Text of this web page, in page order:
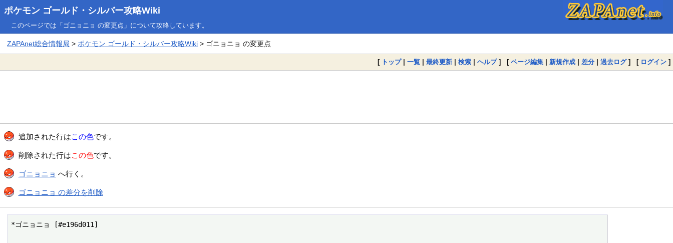
ポケモン ゴールド・シルバー攻略Wiki
このページでは「ゴニョニョ の変更点」について攻略しています。
ZAPAnet総合情報局 >ポケモン ゴールド・シルバー攻略Wiki > ゴニョニョ の変更点
[ トップ| 一覧 | 最終更新 | 検索 | ヘルプ] [ ページ編集 | 新規作成 | 差分 | 過去ログ] [ ログイン ]
追加された行はこの色です。
削除された行はこの色です。
ゴニョニョ へ行く。
ゴニョニョ の差分を削除
*ゴニョニョ [#e196d011]